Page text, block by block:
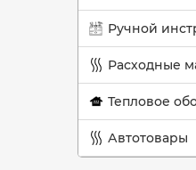
Ручной
Расходные
Тепловое
Автотовары